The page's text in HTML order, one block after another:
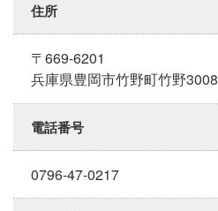
住所
〒669-6201
兵庫県豊岡市竹野町竹野3008
電話番号
0796-47-0217